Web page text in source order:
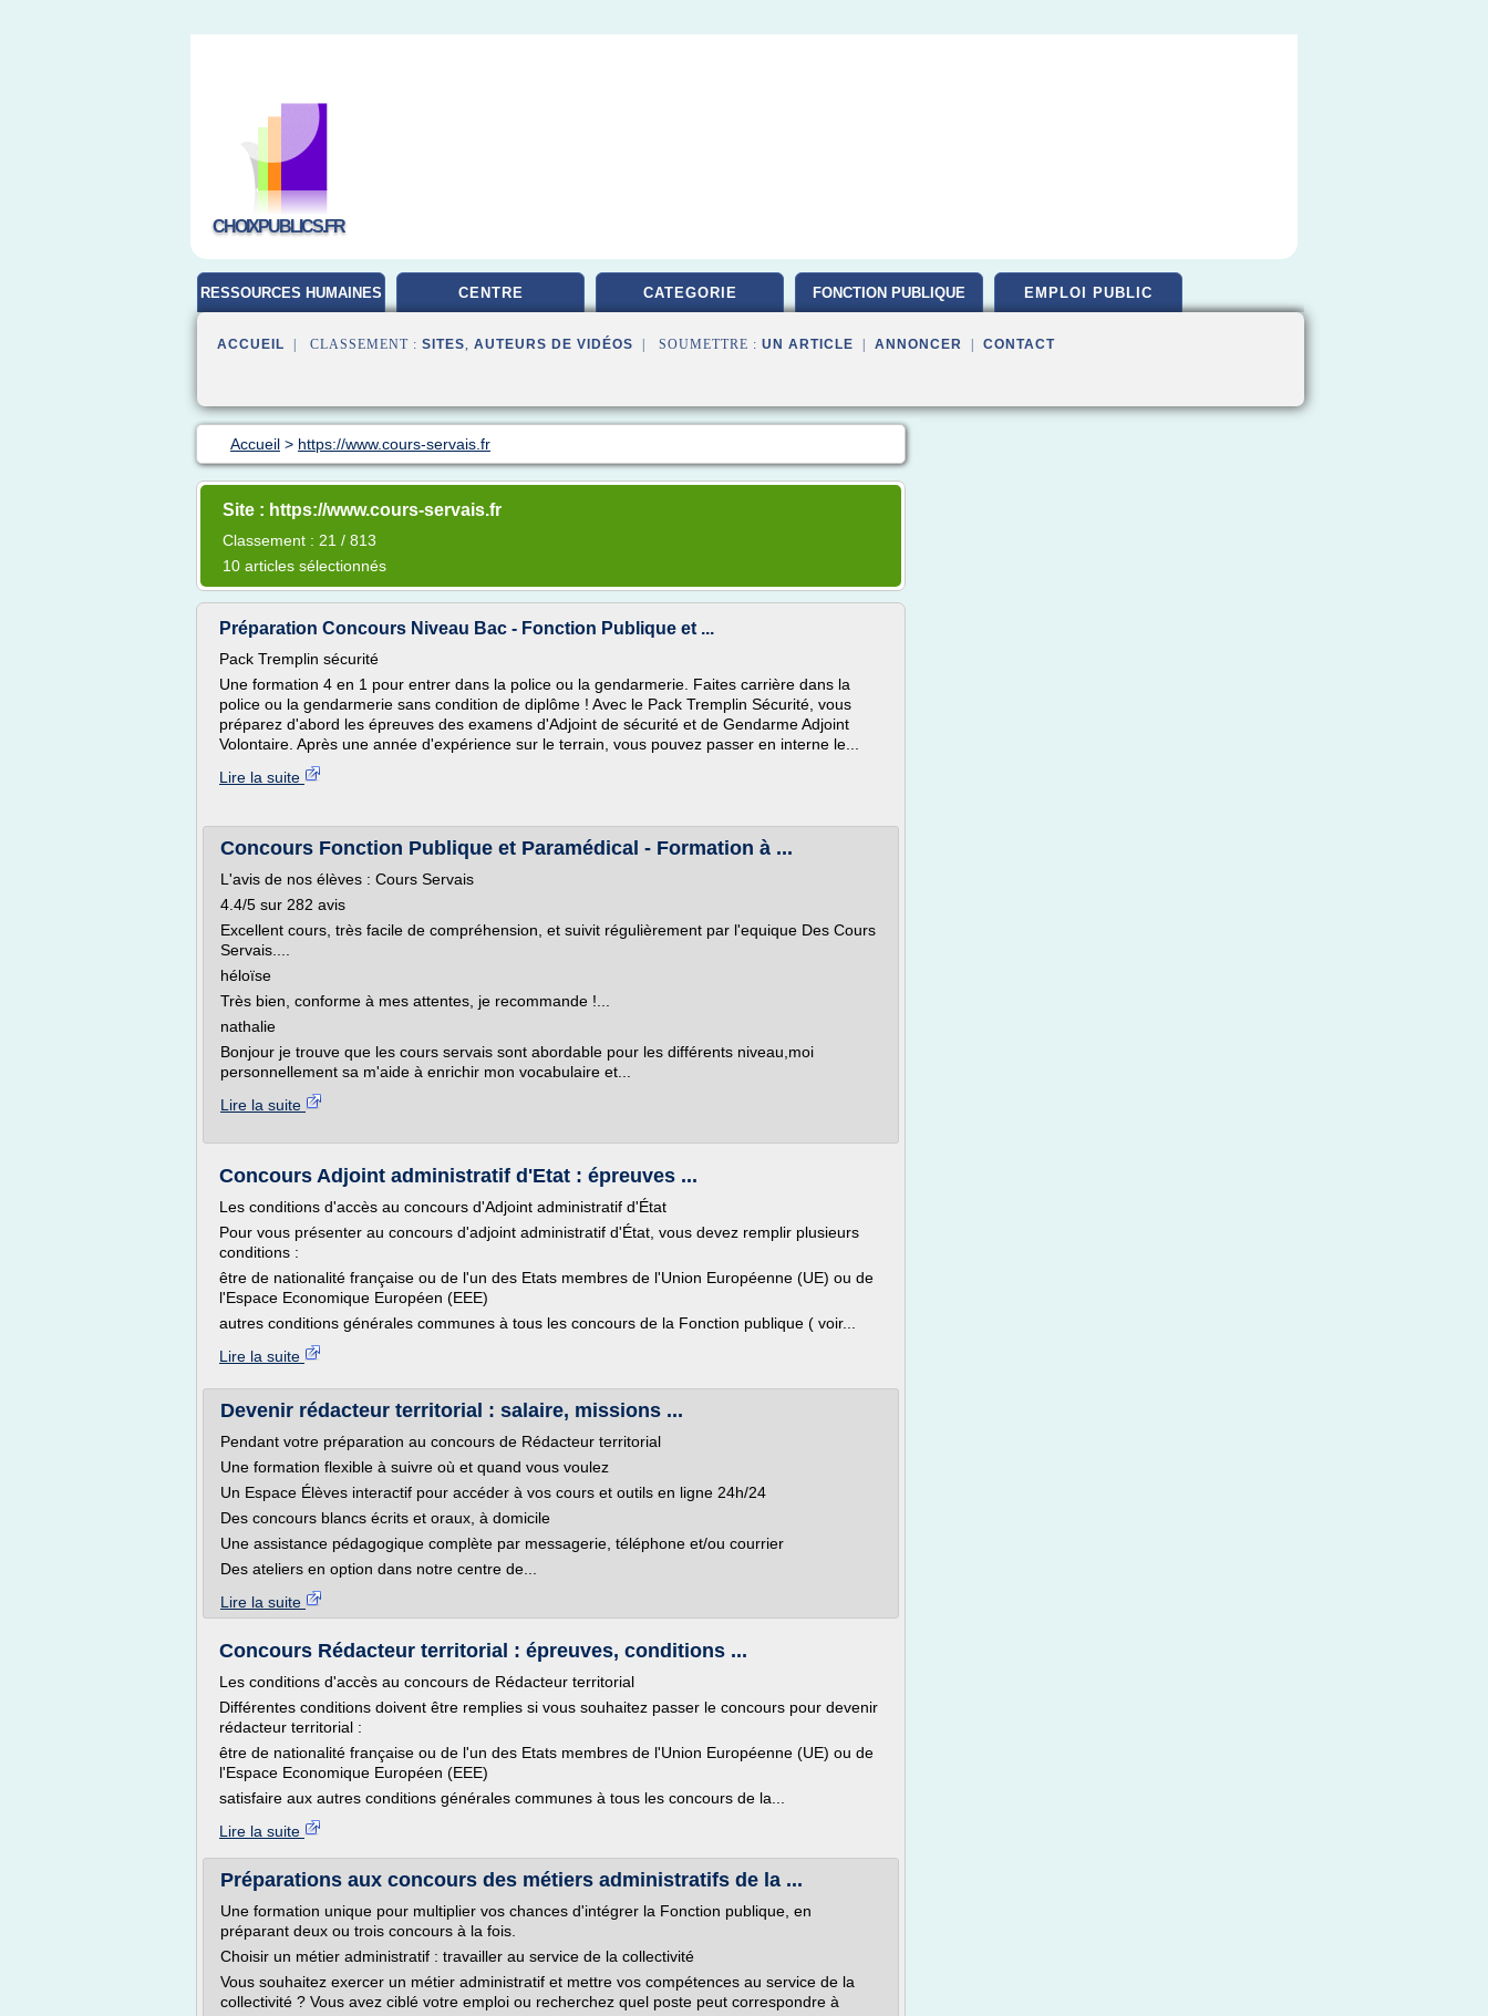
CHOIXPUBLICS.FR
RESSOURCES HUMAINES CENTRE CATEGORIE FONCTION PUBLIQUE EMPLOI PUBLIC
ACCUEIL | CLASSEMENT : SITES, AUTEURS DE VIDÉOS | SOUMETTRE : UN ARTICLE ANNONCER CONTACT
Accueil > https://www.cours-servais.fr
Site : https://www.cours-servais.fr
Classement : 21 / 813
10 articles sélectionnés
Préparation Concours Niveau Bac - Fonction Publique et ...
Pack Tremplin sécurité
Une formation 4 en 1 pour entrer dans la police ou la gendarmerie. Faites carrière dans la
police ou la gendarmerie sans condition de diplôme ! Avec le Pack Tremplin Sécurité, vous
préparez d'abord les épreuves des examens d'Adjoint de sécurité et de Gendarme Adjoint
Volontaire. Après une année d'expérience sur le terrain, vous pouvez passer en interne le...
Lire la suite
Concours Fonction Publique et Paramédical - Formation à ...
L'avis de nos élèves : Cours Servais
4.4/5 sur 282 avis
Excellent cours, très facile de compréhension, et suivit régulièrement par l'equique Des Cours
Servais....
héloïse
Très bien, conforme à mes attentes, je recommande !...
nathalie
Bonjour je trouve que les cours servais sont abordable pour les différents niveau,moi
personnellement sa m'aide à enrichir mon vocabulaire et...
Lire la suite
Concours Adjoint administratif d'Etat : épreuves ...
Les conditions d'accès au concours d'Adjoint administratif d'État
Pour vous présenter au concours d'adjoint administratif d'État, vous devez remplir plusieurs
conditions :
être de nationalité française ou de l'un des Etats membres de l'Union Européenne (UE) ou de
l'Espace Economique Européen (EEE)
autres conditions générales communes à tous les concours de la Fonction publique ( voir...
Lire la suite
Devenir rédacteur territorial : salaire, missions ...
Pendant votre préparation au concours de Rédacteur territorial
Une formation flexible à suivre où et quand vous voulez
Un Espace Élèves interactif pour accéder à vos cours et outils en ligne 24h/24
Des concours blancs écrits et oraux, à domicile
Une assistance pédagogique complète par messagerie, téléphone et/ou courrier
Des ateliers en option dans notre centre de...
Lire la suite
Concours Rédacteur territorial : épreuves, conditions ...
Les conditions d'accès au concours de Rédacteur territorial
Différentes conditions doivent être remplies si vous souhaitez passer le concours pour devenir
rédacteur territorial :
être de nationalité française ou de l'un des Etats membres de l'Union Européenne (UE) ou de
l'Espace Economique Européen (EEE)
satisfaire aux autres conditions générales communes à tous les concours de la...
Lire la suite
Préparations aux concours des métiers administratifs de la ...
Une formation unique pour multiplier vos chances d'intégrer la Fonction publique, en
préparant deux ou trois concours à la fois.
Choisir un métier administratif : travailler au service de la collectivité
Vous souhaitez exercer un métier administratif et mettre vos compétences au service de la
collectivité ? Vous avez ciblé votre emploi ou recherchez quel poste peut correspondre à